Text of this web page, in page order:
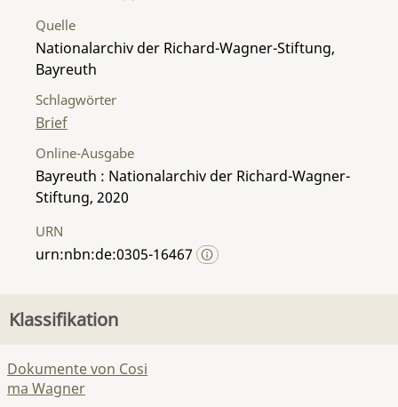
Quelle
Nationalarchiv der Richard-Wagner-Stiftung,
Bayreuth
Schlagwörter
Brief
Online-Ausgabe
Bayreuth : Nationalarchiv der Richard-Wagner-
Stiftung, 2020
URN
urn:nbn:de:0305-16467
Klassifikation
Dokumente von Cosi
ma Wagner